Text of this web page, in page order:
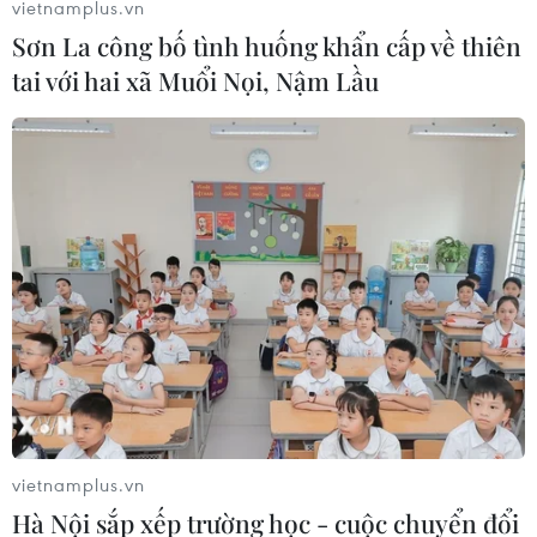
Tuyển thủ Indonesia cúi đầu thành
khẩn xin lỗi người hâm mộ xứ vạn
đảo
ASEAN Cup 2026: "Chìa khóa" giúp
tuyển Việt Nam quật ngã Indonesia
04/08/2026 03:05
ASEAN Cup 2026: Đội tuyển Việt
Nam tạo "cơn địa chấn" trên truyền
thông khu vực
04/08/2026 02:45
vietnamplus.vn
Sơn La công bố tình huống khẩn cấp về thiên
tai với hai xã Muổi Nọi, Nậm Lầu
vietnamplus.vn
Hà Nội sắp xếp trường học - cuộc chuyển đổi